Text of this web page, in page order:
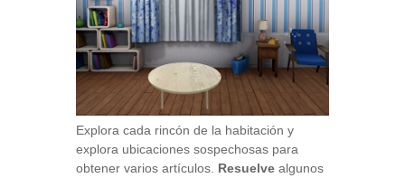
Explora cada rincón de la habitación y
explora ubicaciones sospechosas para
obtener varios artículos. Resuelve algunos